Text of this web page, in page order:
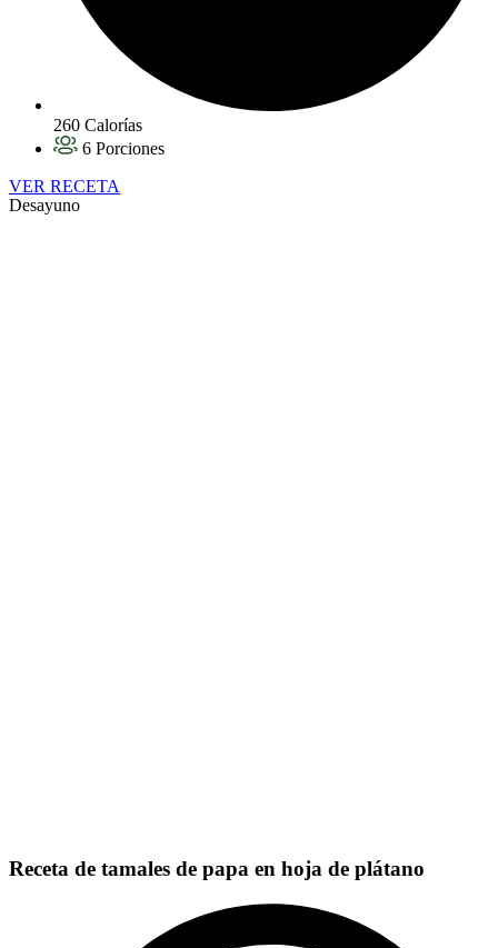
260 Calorías
6 Porciones
VER RECETA
Desayuno
Receta de tamales de papa en hoja de plátano